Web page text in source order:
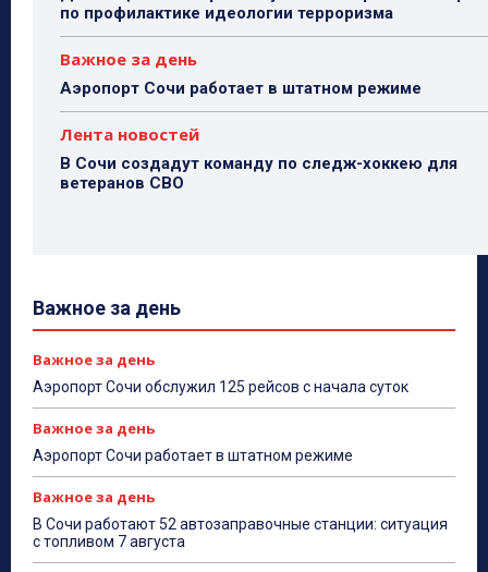
по профилактике идеологии терроризма
Важное за день
Аэропорт Сочи работает в штатном режиме
Лента новостей
В Сочи создадут команду по следж-хоккею для
ветеранов СВО
Важное за день
Важное за день
Аэропорт Сочи обслужил 125 рейсов с начала суток
Важное за день
Аэропорт Сочи работает в штатном режиме
Важное за день
В Сочи работают 52 автозаправочные станции: ситуация
с топливом 7 августа